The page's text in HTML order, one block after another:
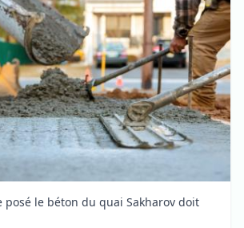
posé le béton du quai Sakharov doit